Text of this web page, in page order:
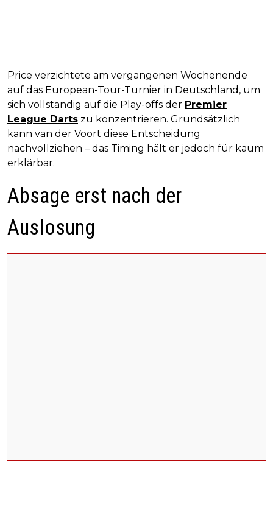
Price verzichtete am vergangenen Wochenende
auf das European-Tour-Turnier in Deutschland, um
sich vollständig auf die Play-offs der Premier
League Darts zu konzentrieren. Grundsätzlich
kann van der Voort diese Entscheidung
nachvollziehen – das Timing hält er jedoch für kaum
erklärbar.
Absage erst nach der
Auslosung